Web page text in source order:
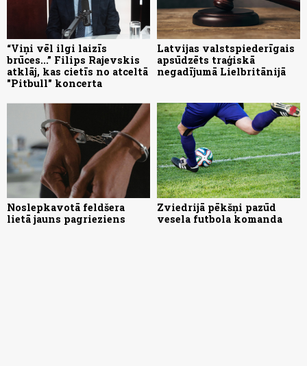
“Viņi vēl ilgi laizīs
brūces...” Filips Rajevskis
atklāj, kas cietīs no atceltā
"Pitbull" koncerta
Latvijas valstspiederīgais
apsūdzēts traģiskā
negadījumā Lielbritānijā
Noslepkavotā feldšera
lietā jauns pagrieziens
Zviedrijā pēkšņi pazūd
vesela futbola komanda